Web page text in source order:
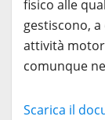
fisico alle
gestiscono,
attività
comunque
Scarica il